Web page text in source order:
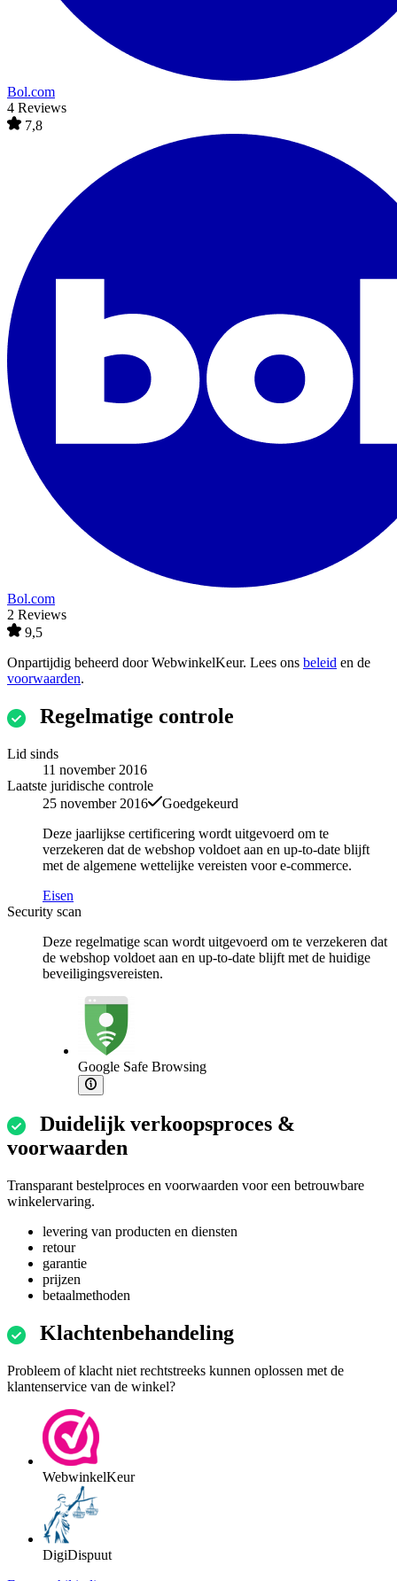
Bol.com
4 Reviews
7,8
Bol.com
2 Reviews
9,5
Onpartijdig beheerd doorWebwinkelKeur. Lees ons beleid en de
voorwaarden.
Regelmatige controle
Lid sinds
11 november 2016
Laatste juridische controle
25 november 2016
Goedgekeurd
Deze jaarlijkse certificering wordt uitgevoerd om te
verzekeren dat de webshop voldoet aan en up-to-date blijft
met de algemene wettelijke vereisten voor e-commerce.
Eisen
Security scan
Deze regelmatige scan wordt uitgevoerd om te verzekeren dat
de webshop voldoet aan en up-to-date blijft met de huidige
beveiligingsvereisten.
Google Safe Browsing
Duidelijk verkoopsproces &
voorwaarden
Transparant bestelproces en voorwaarden voor een betrouwbare
winkelervaring.
levering van producten en diensten
retour
garantie
prijzen
betaalmethoden
Klachtenbehandeling
Probleem of klacht niet rechtstreeks kunnen oplossen met de
klantenservice van de winkel?
WebwinkelKeur
DigiDispuut